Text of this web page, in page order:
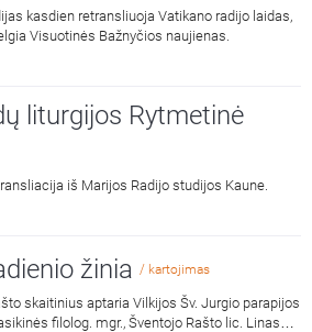
kasdien retransliuoja Vatikano radijo laidas,
Visuotinės Bažnyčios naujienas.
liturgijos Rytmetinė
iš Marijos Radijo studijos Kaune.
žinia / kartojimas
skaitinius aptaria Vilkijos Šv. Jurgio parapijos
filolog. mgr., Šventojo Rašto lic. Linas